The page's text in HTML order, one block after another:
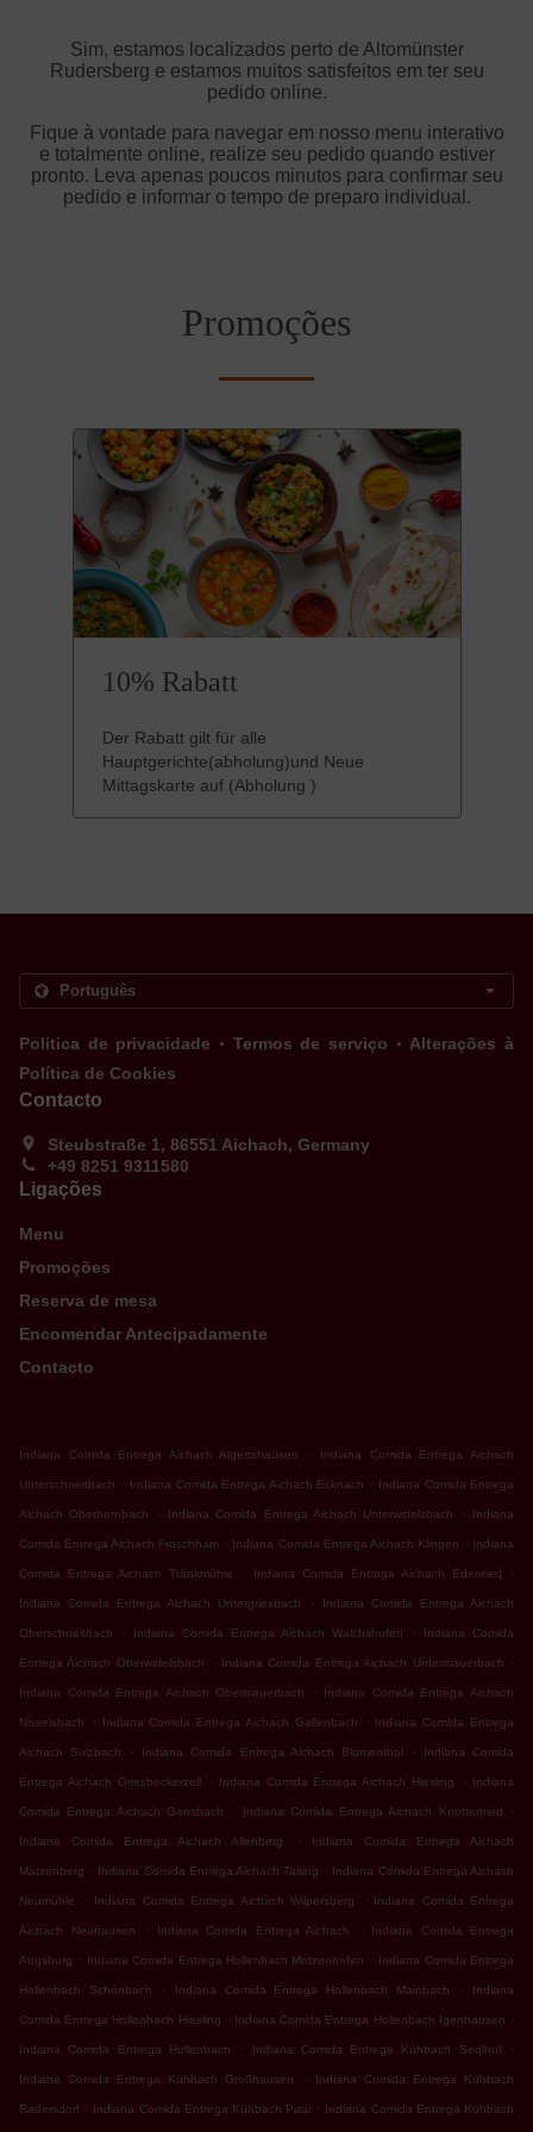
Sim, estamos localizados perto de Altomünster
Rudersberg e estamos muitos satisfeitos em ter seu
pedido online.
Fique à vontade para navegar em nosso menu interativo
e totalmente online, realize seu pedido quando estiver
pronto. Leva apenas poucos minutos para confirmar seu
pedido e informar o tempo de preparo individual.
Promoções
10% Rabatt
Der Rabatt gilt für alle
Hauptgerichte(abholung)und Neue
Mittagskarte auf (Abholung )
Politica de privacidade . Termos de serviço . Alterações à
Política de Cookies
Contacto
Steubstraße 1, 86551 Aichach, Germany
+49 8251 9311580
Ligações
Menu
Promoções
Reserva de mesa
Encomendar Antecipadamente
Contacto
Indiana Comida Entrega Aichach Algertshausen . Indiana Comida Entrega Aichach
Unterschneitbach . Indiana Comida Entrega Aichach Ecknach . Indiana Comida Entrega
Aichach Oberbernbach . Indiana Comida Entrega Aichach Unterwittelsbach . Indiana
Comida Entrega Aichach Froschham . Indiana Comida Entrega Aichach Klingen . Indiana
Comida Entrega Aichach Tränkmühle . Indiana Comida Entrega Aichach Edenried .
Indiana Comida Entrega Aichach Untergriesbach . Indiana Comida Entrega Aichach
Oberschneitbach . Indiana Comida Entrega Aichach Walchshofen . Indiana Comida
Entrega Aichach Oberwittelsbach . Indiana Comida Entrega Aichach Untermauerbach .
Indiana Comida Entrega Aichach Obermauerbach . Indiana Comida Entrega Aichach
Nisselsbach . Indiana Comida Entrega Aichach Gallenbach . Indiana Comida Entrega
Aichach Sulzbach . Indiana Comida Entrega Aichach Blumenthal . Indiana Comida
Entrega Aichach Griesbeckerzell . Indiana Comida Entrega Aichach Hiesling . Indiana
Comida Entrega Aichach Gansbach . Indiana Comida Entrega Aichach Knottenried .
Indiana Comida Entrega Aichach Allenberg . Indiana Comida Entrega Aichach
Matzenberg . Indiana Comida Entrega Aichach Taiting . Indiana Comida Entrega Aichach
Neumühle . Indiana Comida Entrega Aichach Wilpersberg . Indiana Comida Entrega
Aichach Neuhausen . Indiana Comida Entrega Aichach . Indiana Comida Entrega
Augsburg . Indiana Comida Entrega Hollenbach Motzenhofen . Indiana Comida Entrega
Hollenbach Schönbach . Indiana Comida Entrega Hollenbach Mainbach . Indiana
Comida Entrega Hollenbach Hiesling . Indiana Comida Entrega Hollenbach Igenhausen .
Indiana Comida Entrega Hollenbach . Indiana Comida Entrega Kühbach Sedlhof .
Indiana Comida Entrega Kühbach Großhausen . Indiana Comida Entrega Kühbach
Radersdorf . Indiana Comida Entrega Kühbach Paar . Indiana Comida Entrega Kühbach